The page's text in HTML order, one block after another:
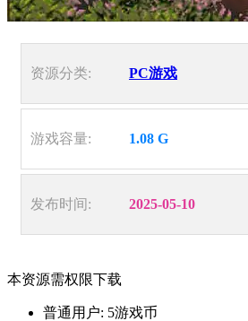
资源分类: PC游戏
游戏容量: 1.08 G
发布时间: 2025-05-10
本资源需权限下载
普通用户: 5游戏币